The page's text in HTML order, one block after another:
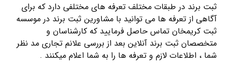
ثبت برند در طبقات مختلف تعرفه های مختلفی دارد که برای
آگاهی از تعرفه ها می توانید با مشاورین ثبت برند در موسسه
ثبت کریمخان تماس حاصل فرمایید که کارشناسان و
متخصصان ثبت برند آنلاین بعد از بررسی علانم تجاری مد نظر
شما ، اطلاعات لازم و تعرفه ها را به شما اعلام میکنند .